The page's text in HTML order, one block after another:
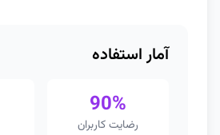
آمار استفاده
90%
رضایت کاربران